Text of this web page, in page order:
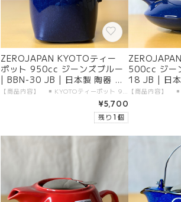
ZEROJAPAN KYOTOティー
ポット 950cc ジーンズブルー
| BBN-30 JB | 日本製 陶器 美
濃焼
【商品内容】 ◾️ KYOTOティーポット 950cc 本体 1つ 【製品仕様】 ◾️ サイズ：950cc ◾️ カラー：ジーンズブルー ◾️ 素材 ・本体：陶器（美濃焼） ・金属部分：18-8ステンレス（日本製） ◾️ 生産地：日本、岐阜県土岐市 ◾️ 食洗機：使用可 【生産地】 ◾️ ZEROJAPAN KYOTOティーポット 950cc 本体：日本製・岐阜県土岐市 金属部分：日本製・新潟県燕市 【加工者】 有限会社 ZERO JAPAN 【販売者】 有限会社ガーラジャパン 【お届けについて】 「宅配便（送料無料）」にて、大切にお届けします。 日付指定が可能です。
¥5,700
残り 1 個
500cc ジー
18 JB | 日